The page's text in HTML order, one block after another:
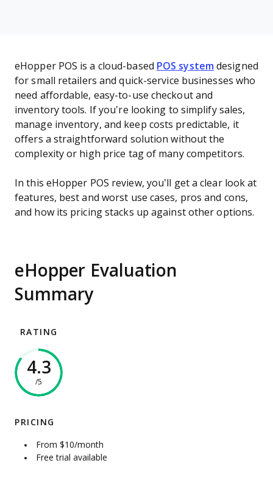
eHopper POS is a cloud-based POS systemdesigned
for small retailers and quick-service businesses who
need affordable, easy-to-use checkout and
inventory tools. If you’re looking to simplify sales,
manage inventory, and keep costs predictable, it
offers a straightforward solution without the
complexity or high price tag of many competitors.
In this eHopper POS review, you’ll get a clear look at
features, best and worst use cases, pros and cons,
and how its pricing stacks up against other options.
eHopper Evaluation
Summary
RATING
4.3
/5
PRICING
From $10/month
Free trial available